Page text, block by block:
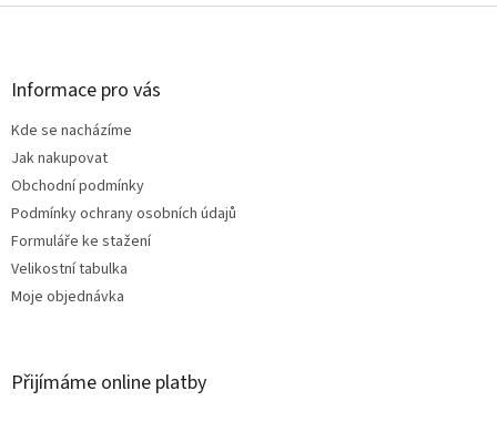
Z
Informace pro vás
Kde se nacházíme
Jak nakupovat
Obchodní podmínky
Podmínky ochrany osobních údajů
Formuláře ke stažení
Velikostní tabulka
Moje objednávka
Přijímáme online platby